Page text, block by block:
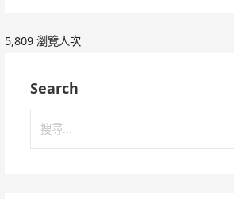
5,809 瀏覽人次
Search